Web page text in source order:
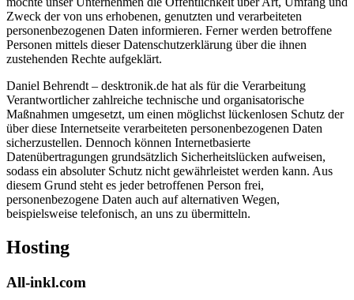
Zweck der von uns erhobenen, genutzten und verarbeiteten
personenbezogenen Daten informieren. Ferner werden betroffene
Personen mittels dieser Datenschutzerklärung über die ihnen
zustehenden Rechte aufgeklärt.
Daniel Behrendt – desktronik.de hat als für die Verarbeitung
Verantwortlicher zahlreiche technische und organisatorische
Maßnahmen umgesetzt, um einen möglichst lückenlosen Schutz der
über diese Internetseite verarbeiteten personenbezogenen Daten
sicherzustellen. Dennoch können Internetbasierte
Datenübertragungen grundsätzlich Sicherheitslücken aufweisen,
sodass ein absoluter Schutz nicht gewährleistet werden kann. Aus
diesem Grund steht es jeder betroffenen Person frei,
personenbezogene Daten auch auf alternativen Wegen,
beispielsweise telefonisch, an uns zu übermitteln.
Hosting
All-inkl.com